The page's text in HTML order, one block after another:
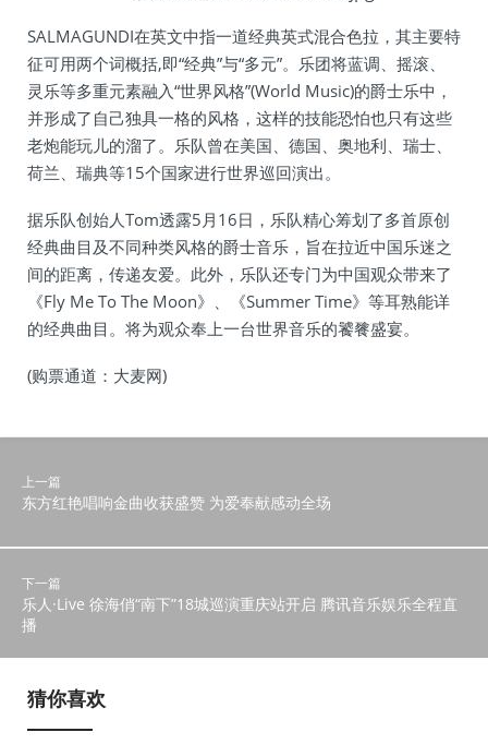
SALMAGUNDI在英文中指一道经典英式混合色拉，其主要特
征可用两个词概括,即“经典”与“多元”。乐团将蓝调、摇滚、
灵乐等多重元素融入“世界风格”(World Music)的爵士乐中，
并形成了自己独具一格的风格，这样的技能恐怕也只有这些
老炮能玩儿的溜了。乐队曾在美国、德国、奥地利、瑞士、
荷兰、瑞典等15个国家进行世界巡回演出。
据乐队创始人Tom透露5月16日，乐队精心筹划了多首原创
经典曲目及不同种类风格的爵士音乐，旨在拉近中国乐迷之
间的距离，传递友爱。此外，乐队还专门为中国观众带来了
《Fly Me To The Moon》、《Summer Time》等耳熟能详
的经典曲目。将为观众奉上一台世界音乐的饕餮盛宴。
(购票通道：大麦网)
上一篇
东方红艳唱响金曲收获盛赞 为爱奉献感动全场
下一篇
乐人·Live 徐海俏“南下”18城巡演重庆站开启 腾讯音乐娱乐全程直
播
猜你喜欢